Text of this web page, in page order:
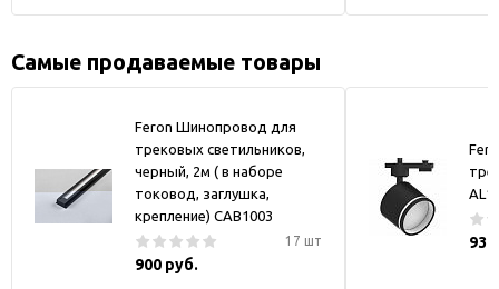
Самые продаваемые товары
Feron Шинопровод для
трековых светильников,
черный, 2м ( в наборе
токовод, заглушка,
крепление) CAB1003
17 шт
900 руб.